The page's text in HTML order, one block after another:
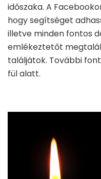
időszaka. A
hogy segítséget
illetve minden fontos
emlékeztetőt
találjátok. További
fül alatt.